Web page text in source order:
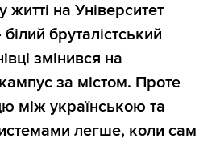
на Університет
бруталістський
змінився на
за містом. Проте
між українською та
легше, коли сам